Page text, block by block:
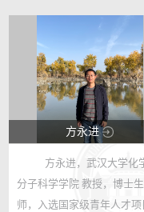
方永进
123
888
方永进，武汉大学化
分子科学学院 教授，博士
师，入选国家级青年人才项